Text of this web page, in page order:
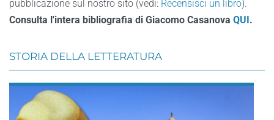
pubblicazione sul nostro sito (vedi: Recensisci un libro).
Consulta l'intera bibliografia di Giacomo Casanova QUI.
STORIA DELLA LETTERATURA